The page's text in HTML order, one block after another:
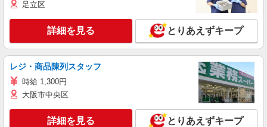
足立区
詳細を見る とりあえずキープ
レジ・商品陳列スタッフ
時給 1,300円
大阪市中央区
詳細を見る とりあえずキープ